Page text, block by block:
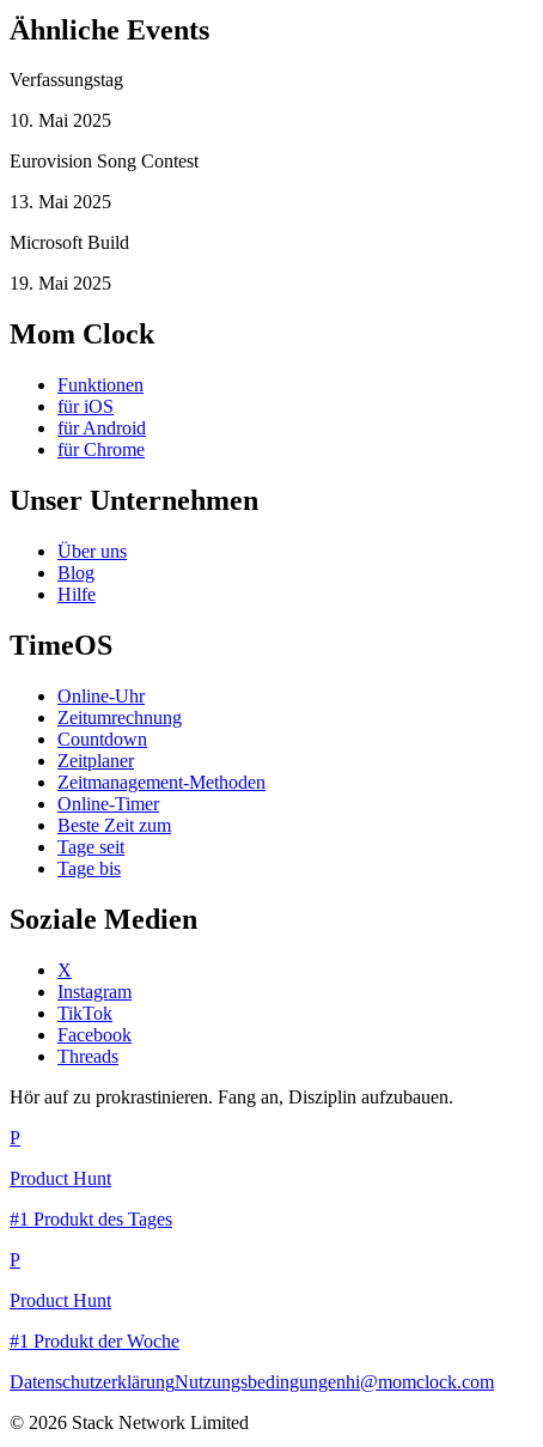
Ähnliche Events
Verfassungstag
10. Mai 2025
Eurovision Song Contest
13. Mai 2025
Microsoft Build
19. Mai 2025
Mom Clock
Funktionen
für iOS
für Android
für Chrome
Unser Unternehmen
Über uns
Blog
Hilfe
TimeOS
Online-Uhr
Zeitumrechnung
Countdown
Zeitplaner
Zeitmanagement-Methoden
Online-Timer
Beste Zeit zum
Tage seit
Tage bis
Soziale Medien
X
Instagram
TikTok
Facebook
Threads
Hör auf zu prokrastinieren. Fang an, Disziplin aufzubauen.
P
Product Hunt
#1 Produkt des Tages
P
Product Hunt
#1 Produkt der Woche
DatenschutzerklärungNutzungsbedingungenhi@momclock.com
© 2026 Stack Network Limited